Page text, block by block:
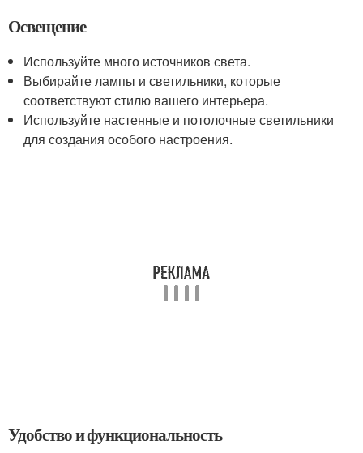
Освещение
Используйте много источников света.
Выбирайте лампы и светильники, которые
соответствуют стилю вашего интерьера.
Используйте настенные и потолочные светильники
для создания особого настроения.
Удобство и функциональность